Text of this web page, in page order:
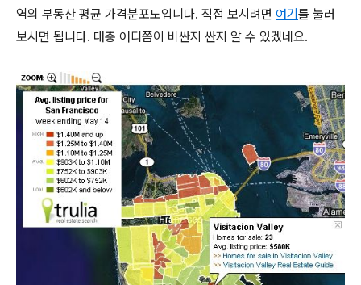
역의 부동산 평균 가격분포도입니다. 직접 보시려면 여기를 눌러
보시면 됩니다. 대충 어디쯤이 비싼지 싼지 알 수 있겠네요.